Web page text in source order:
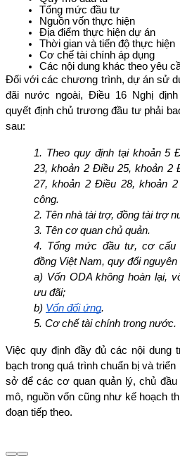
Tổng mức đầu tư
Nguồn vốn thực hiện
Địa điểm thực hiện dự án
Thời gian và tiến độ thực hiện
Cơ chế tài chính áp dụng
Các nội dung khác theo yêu
Đối với các chương trình, dự án sử
đãi nước ngoài, Điều 16 Nghị định
quyết định chủ trương đầu tư phải
sau:
1. Theo quy định tại khoản 5
23, khoản 2 Điều 25, khoản 2
27, khoản 2 Điều 28, khoản
công.
2. Tên nhà tài trợ, đồng tài trợ
3. Tên cơ quan chủ quản.
4. Tổng mức đầu tư, cơ cấu
đồng Việt Nam, quy đổi
a) Vốn ODA không hoàn lại,
ưu đãi;
b) Vốn đối ứng.
5. Cơ chế tài chính trong nước.
Việc quy định đầy đủ các nội dung
bạch trong quá trình chuẩn bị và
sở để các cơ quan quản lý, chủ
mô, nguồn vốn cũng như kế hoạch
đoạn tiếp theo.